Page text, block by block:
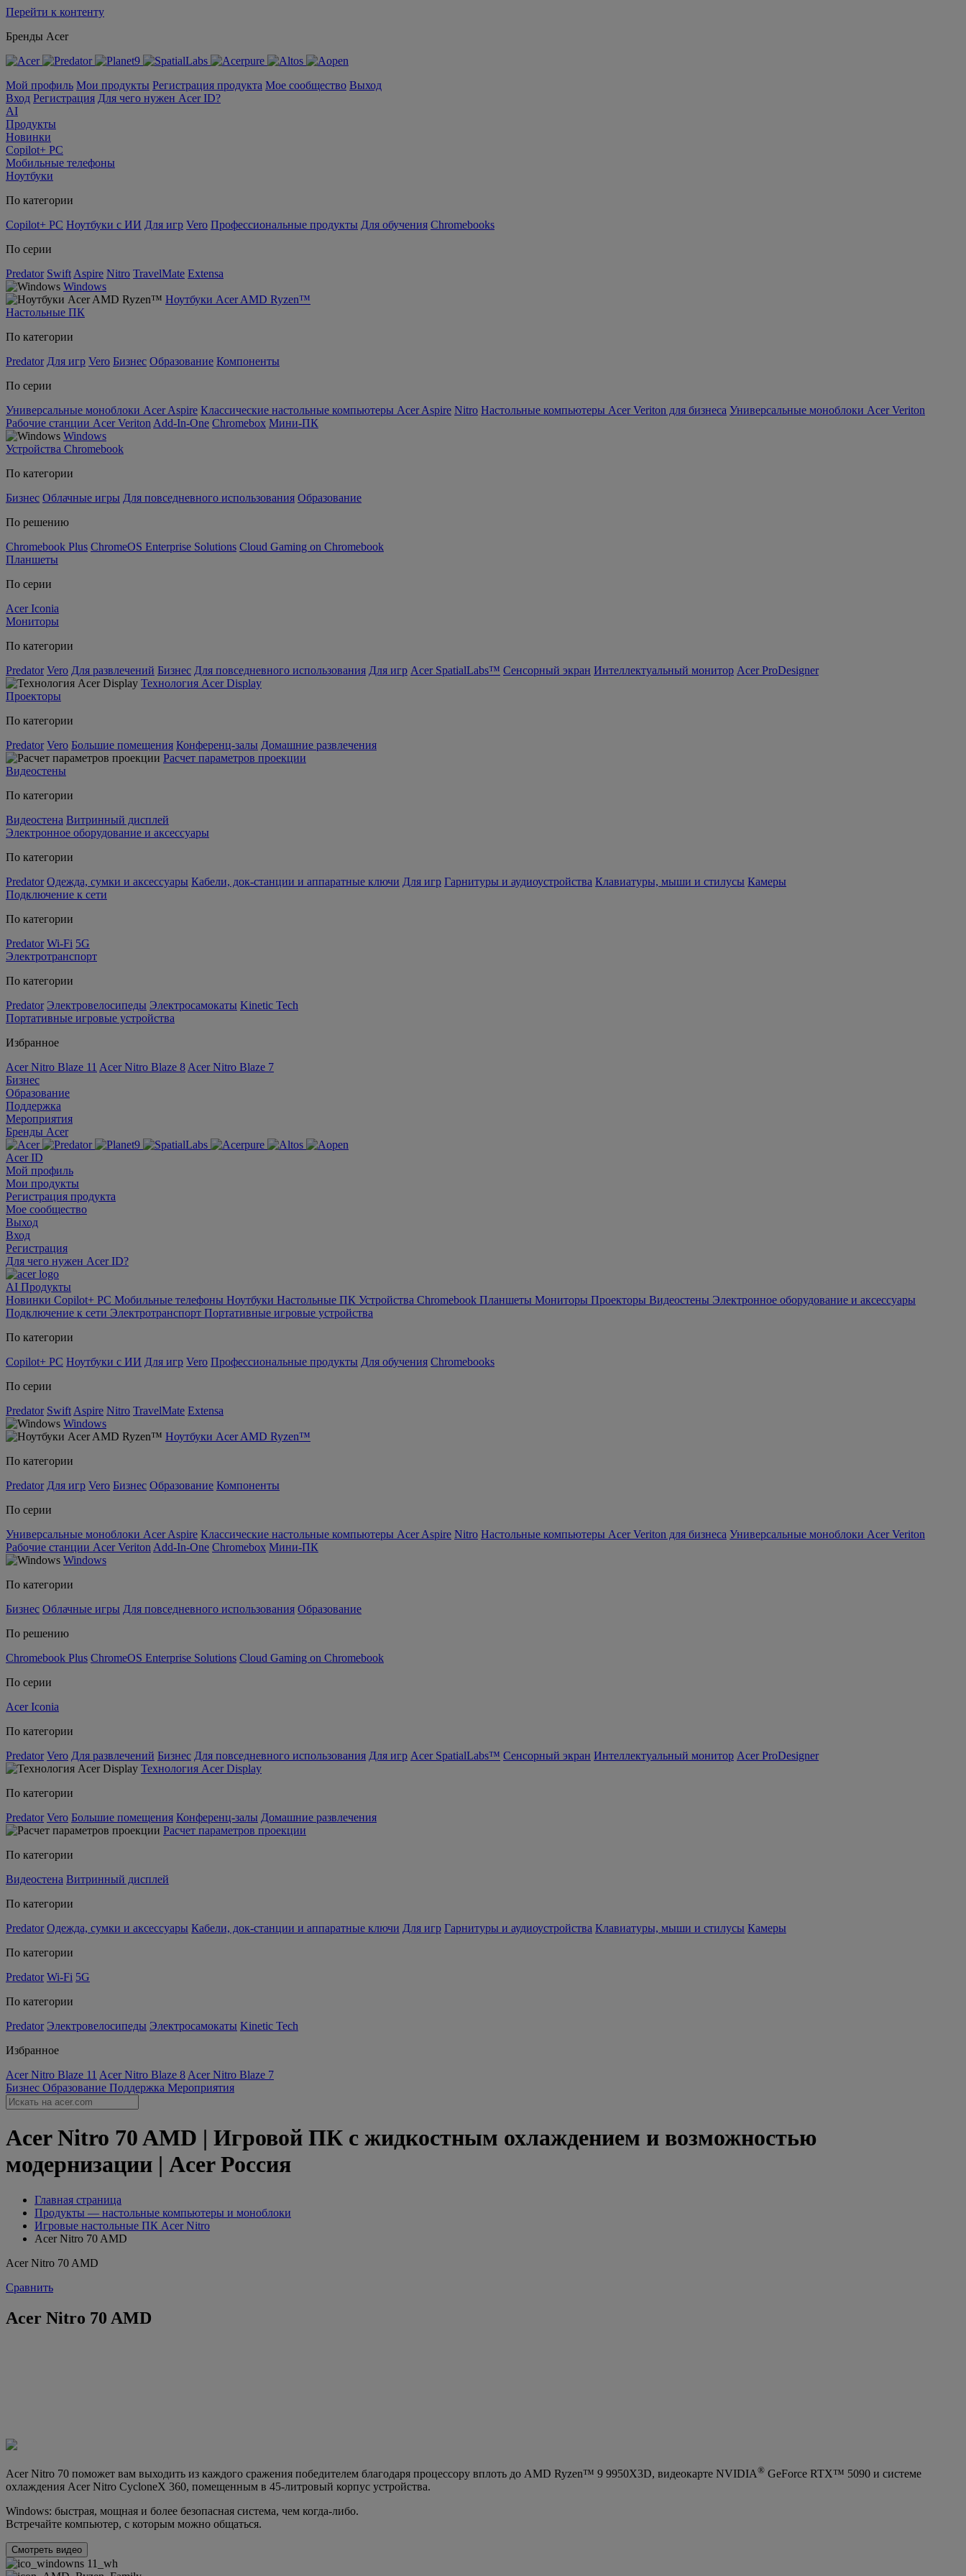
Перейти к контенту
Бренды Acer
Мой профиль Мои продукты Регистрация продукта Мое сообщество Выход
Вход Регистрация Для чего нужен Acer ID?
AI
Продукты
Новинки
Copilot+ PC
Мобильные телефоны
Ноутбуки
По категории
Copilot+ PC Ноутбуки с ИИ Для игр Vero Профессиональные продукты Для обучения Chromebooks
По серии
Predator Swift Aspire Nitro TravelMate Extensa
Windows
Ноутбуки Acer AMD Ryzen™
Настольные ПК
По категории
Predator Для игр Vero Бизнес Образование Компоненты
По серии
Универсальные моноблоки Acer Aspire Классические настольные компьютеры Acer Aspire Nitro Настольные компьютеры Acer Veriton для бизнеса Универсальные моноблоки Acer Veriton
Рабочие станции Acer Veriton Add-In-One Chromebox Мини-ПК
Windows
Устройства Chromebook
По категории
Бизнес Облачные игры Для повседневного использования Образование
По решению
Chromebook Plus ChromeOS Enterprise Solutions Cloud Gaming on Chromebook
Планшеты
По серии
Acer Iconia
Мониторы
По категории
Predator Vero Для развлечений Бизнес Для повседневного использования Для игр Acer SpatialLabs™ Сенсорный экран Интеллектуальный монитор Acer ProDesigner
Технология Acer Display
Проекторы
По категории
Predator Vero Большие помещения Конференц-залы Домашние развлечения
Расчет параметров проекции
Видеостены
По категории
Видеостена Витринный дисплей
Электронное оборудование и аксессуары
По категории
Predator Одежда, сумки и аксессуары Кабели, док-станции и аппаратные ключи Для игр Гарнитуры и аудиоустройства Клавиатуры, мыши и стилусы Камеры
Подключение к сети
По категории
Predator Wi-Fi 5G
Электротранспорт
По категории
Predator Электровелосипеды Электросамокаты Kinetic Tech
Портативные игровые устройства
Избранное
Acer Nitro Blaze 11 Acer Nitro Blaze 8 Acer Nitro Blaze 7
Бизнес
Образование
Поддержка
Мероприятия
Бренды Acer
Acer ID
Мой профиль
Мои продукты
Регистрация продукта
Мое сообщество
Выход
Вход
Регистрация
Для чего нужен Acer ID?
AI Продукты
Новинки Copilot+ PC Мобильные телефоны Ноутбуки Настольные ПК Устройства Chromebook Планшеты Мониторы Проекторы Видеостены Электронное оборудование и аксессуары
Подключение к сети Электротранспорт Портативные игровые устройства
По категории
Copilot+ PC Ноутбуки с ИИ Для игр Vero Профессиональные продукты Для обучения Chromebooks
По серии
Predator Swift Aspire Nitro TravelMate Extensa
Windows
Ноутбуки Acer AMD Ryzen™
По категории
Predator Для игр Vero Бизнес Образование Компоненты
По серии
Универсальные моноблоки Acer Aspire Классические настольные компьютеры Acer Aspire Nitro Настольные компьютеры Acer Veriton для бизнеса Универсальные моноблоки Acer Veriton
Рабочие станции Acer Veriton Add-In-One Chromebox Мини-ПК
Windows
По категории
Бизнес Облачные игры Для повседневного использования Образование
По решению
Chromebook Plus ChromeOS Enterprise Solutions Cloud Gaming on Chromebook
По серии
Acer Iconia
По категории
Predator Vero Для развлечений Бизнес Для повседневного использования Для игр Acer SpatialLabs™ Сенсорный экран Интеллектуальный монитор Acer ProDesigner
Технология Acer Display
По категории
Predator Vero Большие помещения Конференц-залы Домашние развлечения
Расчет параметров проекции
По категории
Видеостена Витринный дисплей
По категории
Predator Одежда, сумки и аксессуары Кабели, док-станции и аппаратные ключи Для игр Гарнитуры и аудиоустройства Клавиатуры, мыши и стилусы Камеры
По категории
Predator Wi-Fi 5G
По категории
Predator Электровелосипеды Электросамокаты Kinetic Tech
Избранное
Acer Nitro Blaze 11 Acer Nitro Blaze 8 Acer Nitro Blaze 7
Бизнес Образование Поддержка Мероприятия
Acer Nitro 70 AMD | Игровой ПК с жидкостным охлаждением и возможностью
модернизации | Acer Россия
Главная страница
Продукты — настольные компьютеры и моноблоки
Игровые настольные ПК Acer Nitro
Acer Nitro 70 AMD
Acer Nitro 70 AMD
Сравнить
Acer Nitro 70 AMD
Acer Nitro 70 поможет вам выходить из каждого сражения победителем благодаря процессору вплоть до AMD Ryzen™ 9 9950X3D, видеокарте NVIDIA® GeForce RTX™ 5090 и системе
охлаждения Acer Nitro CycloneX 360, помещенным в 45-литровый корпус устройства.
Windows: быстрая, мощная и более безопасная система, чем когда-либо.
Встречайте компьютер, с которым можно общаться.
Смотреть видео